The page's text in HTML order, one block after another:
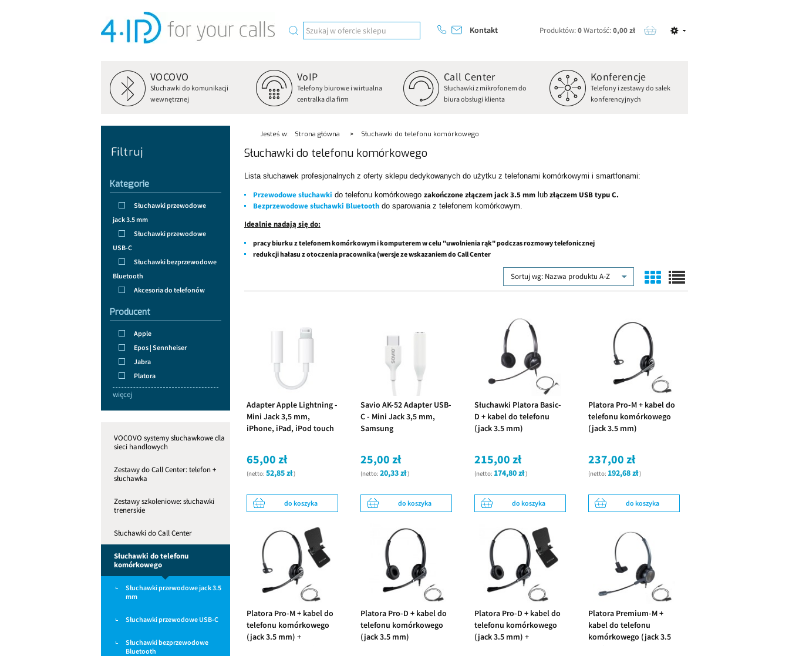
Kontakt Produktów:0Wartość:0,00 zł
VOCOVO
Słuchawki do komunikacji
wewnętrznej
VoIP
Telefony biurowe i wirtualna
centralka dla firm
Call Center
Słuchawki z mikrofonem do
biura obsługi klienta
Konferencje
Telefony i zestawy do salek
konferencyjnych
Filtruj
Kategorie
Słuchawki przewodowe
jack 3.5 mm
Słuchawki przewodowe
USB-C
Słuchawki bezprzewodowe
Bluetooth
Akcesoria do telefonów
Producent
Apple
Epos | Sennheiser
Jabra
Platora
więcej
VOCOVO systemy słuchawkowe dla
sieci handlowych
Zestawy do Call Center: telefon +
słuchawka
Zestawy szkoleniowe: słuchawki
trenerskie
Słuchawki do Call Center
Słuchawki do telefonu
komórkowego
Słuchawki przewodowe jack 3.5
mm
Słuchawki przewodowe USB-C
Słuchawki bezprzewodowe
Bluetooth
Jesteś w: Strona główna Słuchawki do telefonu komórkowego
Słuchawki do telefonu komórkowego
Lista słuchawek profesjonalnych z oferty sklepu dedykowanych do użytku z telefonami komórkowymi i smartfonami:
Przewodowe słuchawki do telefonu komórkowego zakończone złączem jack 3.5 mm lub złączem USB typu C.
Bezprzewodowe słuchawki Bluetooth do sparowania z telefonem komórkowym.
Idealnie nadają się do:
pracy biurku z telefonem komórkowym i komputerem w celu "uwolnienia rąk" podczas rozmowy telefonicznej
redukcji hałasu z otoczenia pracownika (wersje ze wskazaniem do Call Center
Sortuj wg: Nazwa produktu A-Z
Adapter Apple Lightning -
Mini Jack 3,5 mm,
iPhone, iPad, iPod touch
65,00 zł
(netto: 52,85 zł)
do koszyka
Savio AK-52 Adapter USB-
C - Mini Jack 3,5 mm,
Samsung
25,00 zł
(netto: 20,33 zł)
do koszyka
Słuchawki Platora Basic-
D + kabel do telefonu
(jack 3.5 mm)
215,00 zł
(netto: 174,80 zł)
do koszyka
Platora Pro-M + kabel do
telefonu komórkowego
(jack 3.5 mm)
237,00 zł
(netto: 192,68 zł)
do koszyka
Platora Pro-M + kabel do
telefonu komórkowego
(jack 3.5 mm) +
Platora Pro-D + kabel do
telefonu komórkowego
(jack 3.5 mm)
Platora Pro-D + kabel do
telefonu komórkowego
(jack 3.5 mm) +
Platora Premium-M +
kabel do telefonu
komórkowego (jack 3.5
mm)